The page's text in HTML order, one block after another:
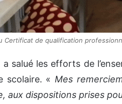
Certificat de qualification
salué les efforts de
scolaire. « Mes
aux dispositions prises